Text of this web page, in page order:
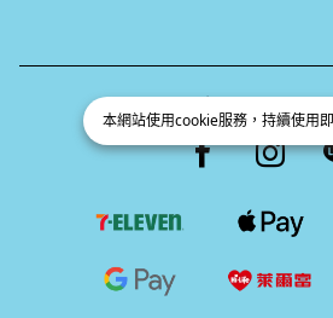
本網站使用cookie服務，持續使用
Facebook